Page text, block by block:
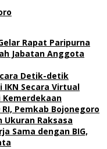
Rapat Paripurna
Jabatan Anggota
Detik-detik
IKN Secara Virtual
Kemerdekaan
Pemkab Bojonegoro
Ukuran Raksasa
Sama dengan BIG,